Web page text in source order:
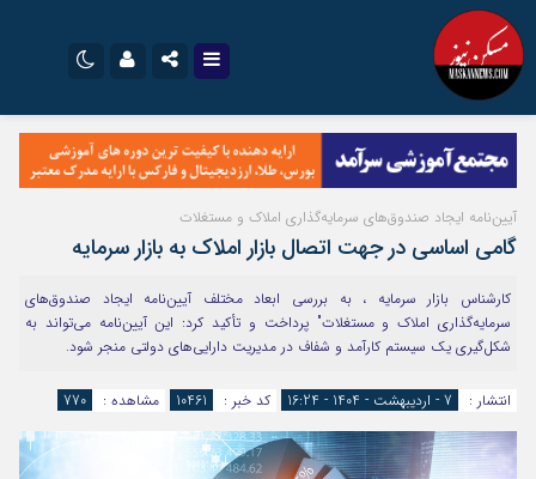
اینستاگرام
تلگرام
سروش
ایتا
آپارات
اپلیکیشن
نام کاربری یا نشانی ایمیل
رمز عبور
مرا به خاطر بسپار
آیین‌نامه ایجاد صندوق‌های سرمایه‌گذاری املاک و مستغلات
گامی اساسی در جهت اتصال بازار املاک به بازار سرمایه
کارشناس بازار سرمایه ، به بررسی ابعاد مختلف آیین‌نامه ایجاد صندوق‌های
سرمایه‌گذاری املاک و مستغلات" پرداخت و تأکید کرد: این آیین‌نامه می‌تواند به
شکل‌گیری یک سیستم کارآمد و شفاف در مدیریت دارایی‌های دولتی منجر شود.
انتشار : 7 - اردیبهشت - 1404 - 16:24 کد خبر : 10461 مشاهده : 770